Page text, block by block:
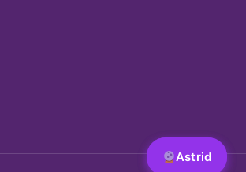
Astrid
Astrid